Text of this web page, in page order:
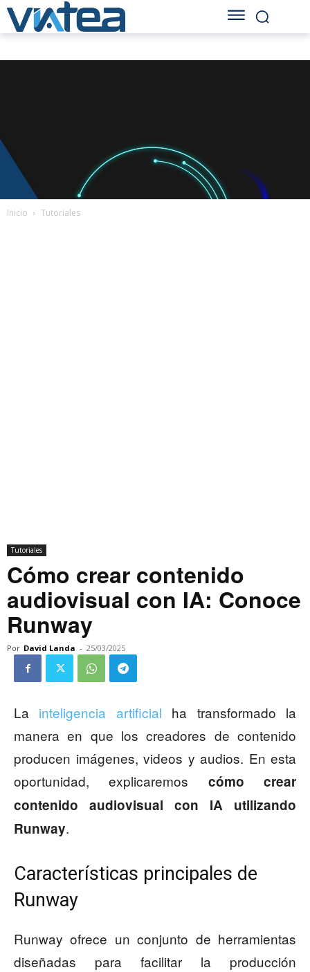
Inicio Tutoriales
Tutoriales
Cómo crear contenido
audiovisual con IA: Conoce
Runway
Por David Landa - 25/03/2025
La inteligencia artificial ha transformado la
manera en que los creadores de contenido
producen imágenes, videos y audios. En esta
oportunidad, explicaremos cómo crear
contenido audiovisual con IA utilizando
Runway.
Características principales de
Runway
Runway ofrece un conjunto de herramientas
diseñadas para facilitar la producción